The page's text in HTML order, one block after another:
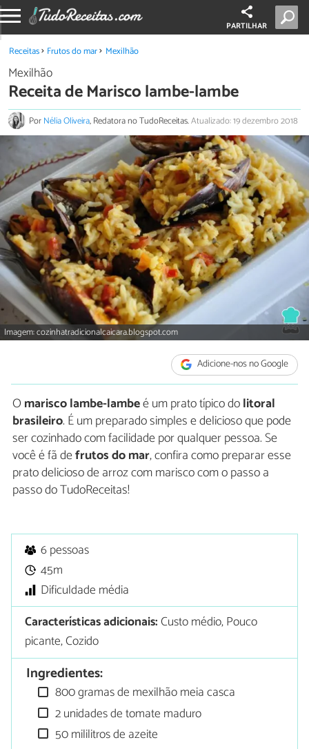
PARTILHAR
Receitas Frutos do mar Mexilhão
Mexilhão
Receita de Marisco lambe-lambe
PorNélia Oliveira, Redatora no TudoReceitas.Atualizado: 19 dezembro 2018
Imagem: cozinhatradicionalcaicara.blogspot.com
Adicione-nos no Google
Omarisco lambe-lambeé um prato típico dolitoral
brasileiro. É um preparado simples e delicioso que pode
ser cozinhado com facilidade por qualquer pessoa. Se
você é fã defrutos do mar, confira como preparar esse
prato delicioso de arroz com marisco com o passo a
passo do TudoReceitas!
6 pessoas
45m
Dificuldade média
Características adicionais:Custo médio, Pouco
picante, Cozido
Ingredientes:
800 gramas de mexilhão meia casca
2 unidades de tomate maduro
50 mililitros de azeite